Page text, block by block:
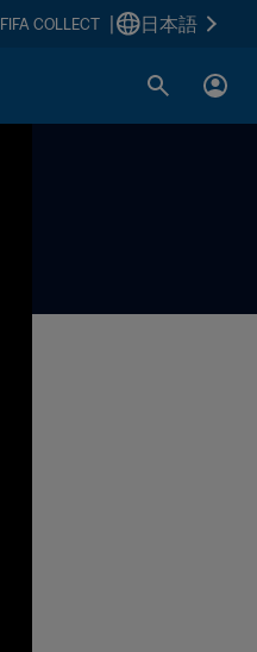
FIFA COLLECT 日本語